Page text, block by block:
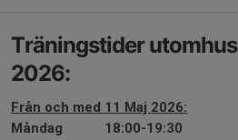
Träningstider
2026:
Från och med 11 Maj 2026:
Måndag
18:00-19:30